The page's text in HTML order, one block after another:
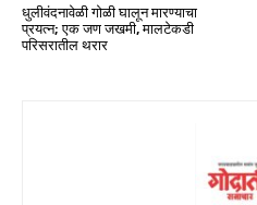
धुलीवंदनावेळी गोळी घालून मारण्याचा
प्रयत्न; एक जण जखमी, मालटेकडी
परिसरातील थरार